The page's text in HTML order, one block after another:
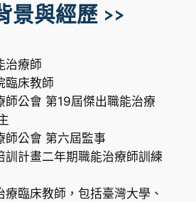
景與經歷 >>
治療師
臨床教師
師公會 第19屆傑出職能治療
師公會 第六屆監事
訓計畫二年期職能治療師訓練
療臨床教師，包括臺灣大學、